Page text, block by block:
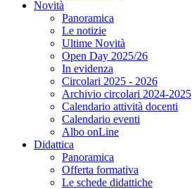
Novità
Panoramica
Le notizie
Ultime Novità
Open Day 2025/26
In evidenza
Circolari 2025 - 2026
Archivio circolari 2024-2025
Calendario attività docenti
Calendario eventi
Albo onLine
Didattica
Panoramica
Offerta formativa
Le schede didattiche